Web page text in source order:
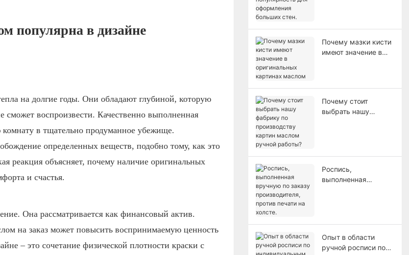
популярна в дизайне
на долгие годы. Они обладают глубиной, которую
сможет воспроизвести. Качественно выполненная
в тщательно продуманное убежище.
определенных веществ, подобно тому, как это
реакция объясняет, почему наличие оригинальных
и счастья.
Она рассматривается как финансовый актив.
на заказ может повысить воспринимаемую ценность
– это сочетание физической плотности краски с
Почему мазки кисти
имеют значение в
Почему стоит
выбрать нашу
Роспись,
выполненная
Опыт в области
ручной росписи по